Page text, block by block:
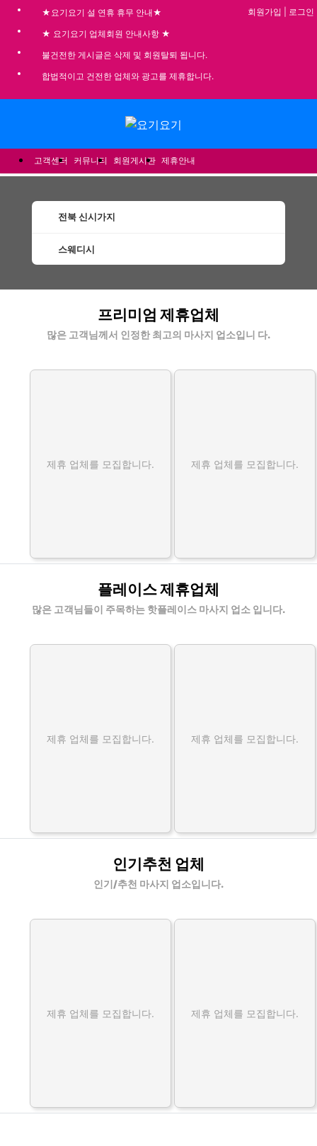
★요기요기 설 연휴 휴무 안내★
★ 요기요기 업체회원 안내사항 ★
불건전한 게시글은 삭제 및 회원탈퇴 됩니다.
합법적이고 건전한 업체와 광고를 제휴합니다.
회원가입 로그인
고객센터 커뮤니티 회원게시판 제휴안내
전북 신시가지
스웨디시
프리미엄 제휴업체
많은 고객님께서 인정한 최고의 마사지 업소입니 다.
제휴 업체를 모집합니다. 제휴 업체를 모집합니다.
플레이스 제휴업체
많은 고객님들이 주목하는 핫플레이스 마사지 업소 입니다.
제휴 업체를 모집합니다. 제휴 업체를 모집합니다.
인기추천 업체
인기/추천 마사지 업소입니다.
제휴 업체를 모집합니다. 제휴 업체를 모집합니다.